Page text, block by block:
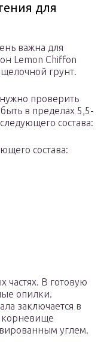
для
важна для
Lemon Chiffon
грунт.
проверить
в пределах 5,5-
состава:
состава:
частях. В готовую
опилки.
заключается в
корневище
углем.